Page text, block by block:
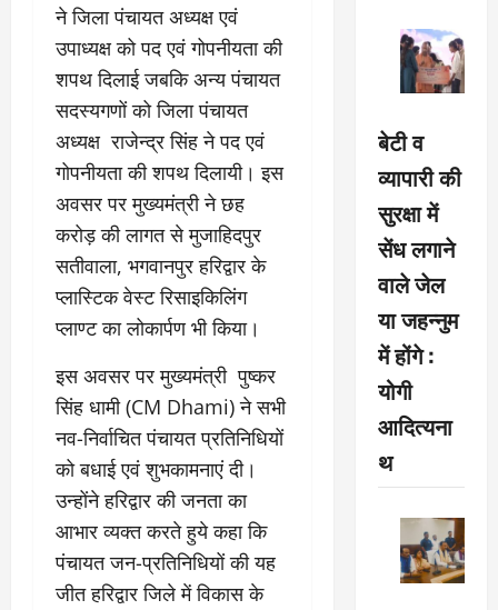
ने जिला पंचायत अध्यक्ष एवं
उपाध्यक्ष को पद एवं गोपनीयता की
शपथ दिलाई जबकि अन्य पंचायत
सदस्यगणों को जिला पंचायत
अध्यक्ष राजेन्द्र सिंह ने पद एवं
गोपनीयता की शपथ दिलायी। इस
अवसर पर मुख्यमंत्री ने छह
करोड़ की लागत से मुजाहिदपुर
सतीवाला, भगवानपुर हरिद्वार के
प्लास्टिक वेस्ट रिसाइकिलिंग
प्लाण्ट का लोकार्पण भी किया।
इस अवसर पर मुख्यमंत्री पुष्कर
सिंह धामी (CM Dhami) ने सभी
नव-निर्वाचित पंचायत प्रतिनिधियों
को बधाई एवं शुभकामनाएं दी।
उन्होंने हरिद्वार की जनता का
आभार व्यक्त करते हुये कहा कि
पंचायत जन-प्रतिनिधियों की यह
जीत हरिद्वार जिले में विकास के
बेटी व
व्यापारी की
सुरक्षा में
सेंध लगाने
वाले जेल
या जहन्नुम
में होंगे :
योगी
आदित्यना
थ